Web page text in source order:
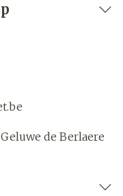
de Berlaere